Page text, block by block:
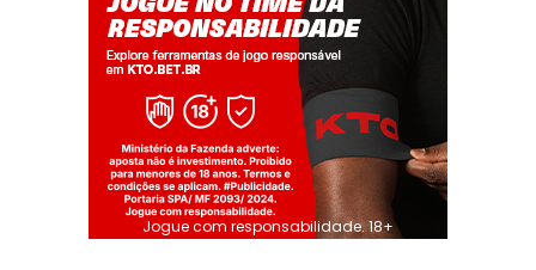
Jogue com responsabilidade. 18+